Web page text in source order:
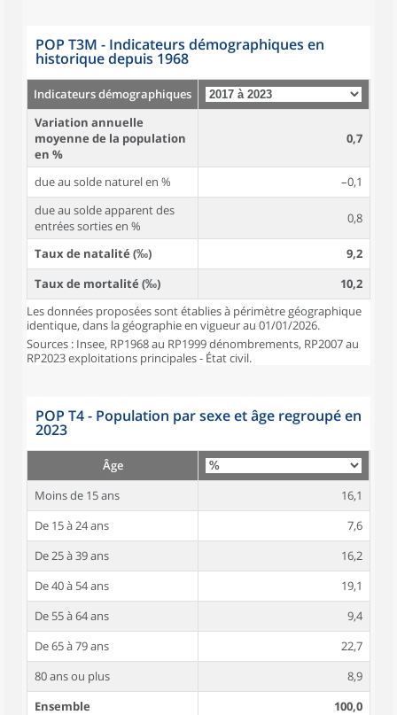
POP T3M - Indicateurs démographiques en
historique depuis 1968
Indicateurs démographiques
Variation annuelle
moyenne de la population
en %
0,7
due au solde naturel en %
–0,1
due au solde apparent des
entrées sorties en %
0,8
Taux de natalité (‰)
9,2
Taux de mortalité (‰)
10,2
Les données proposées sont établies à périmètre géographique
identique, dans la géographie en vigueur au 01/01/2026.
Sources : Insee, RP1968 au RP1999 dénombrements, RP2007 au
RP2023 exploitations principales - État civil.
POP T4 - Population par sexe et âge regroupé en
2023
Âge
Moins de 15 ans
16,1
De 15 à 24 ans
7,6
De 25 à 39 ans
16,2
De 40 à 54 ans
19,1
De 55 à 64 ans
9,4
De 65 à 79 ans
22,7
80 ans ou plus
8,9
Ensemble
100,0